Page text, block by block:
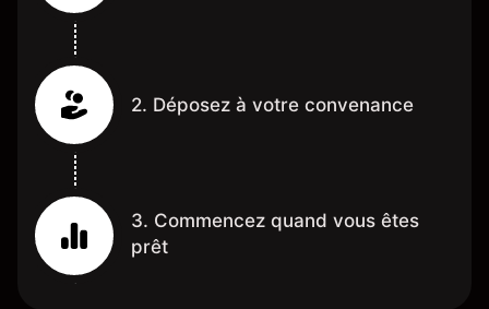
2. Déposez à votre convenance
3. Commencez quand vous êtes
prêt